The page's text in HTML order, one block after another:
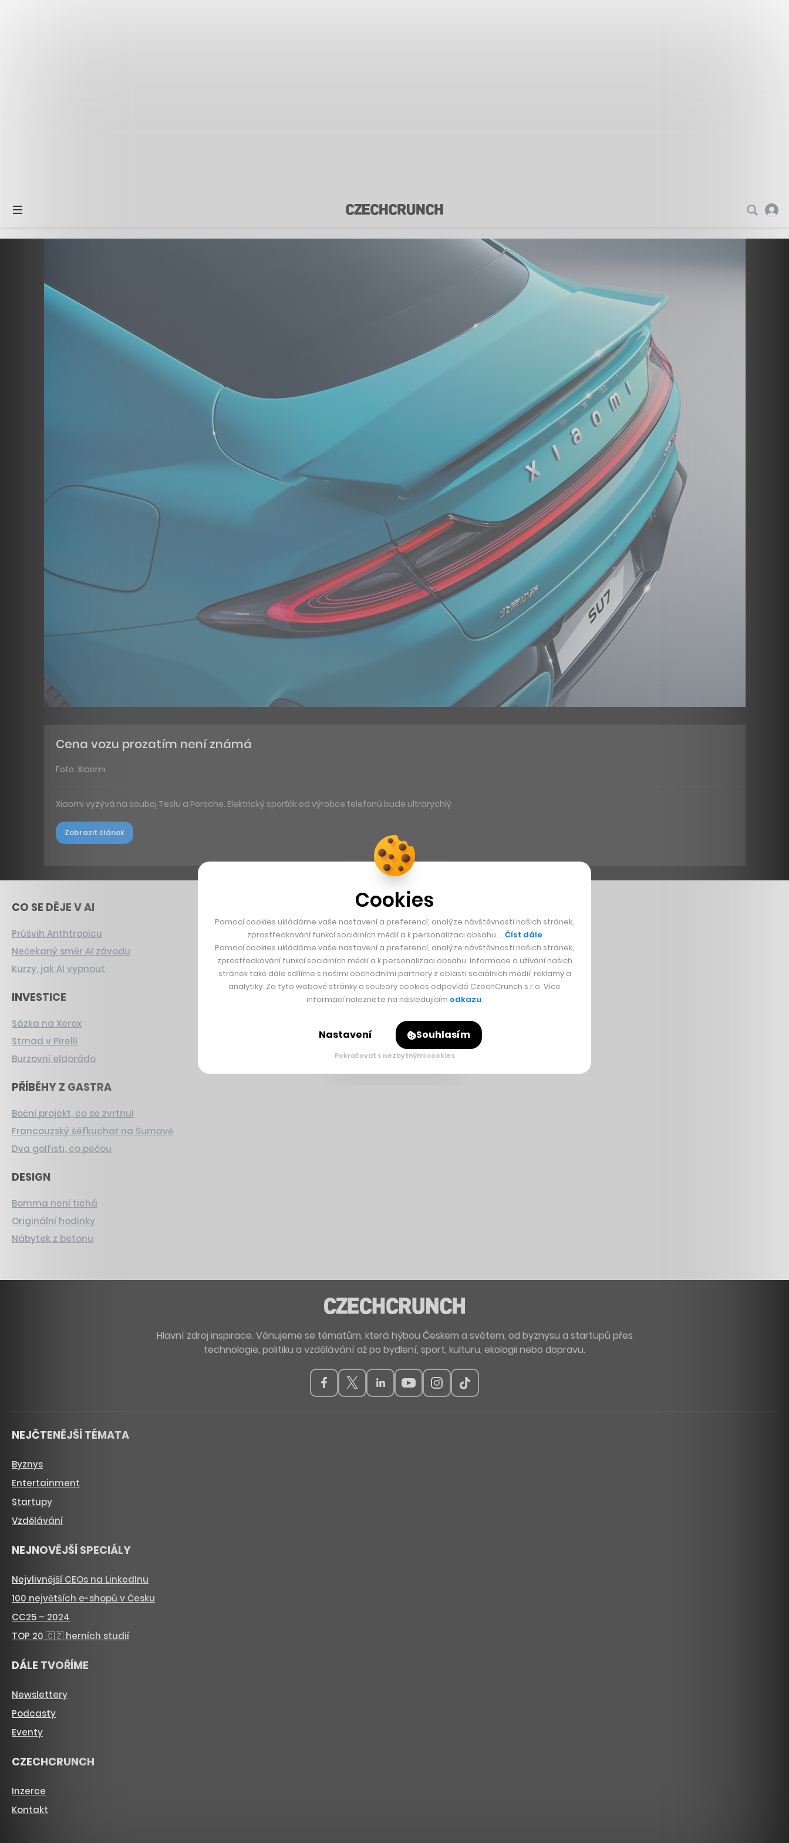
Cena vozu prozatím není známá
Foto: Xiaomi
Xiaomi vyzývá na souboj Teslu a Porsche. Elektrický sporťák od výrobce telefonů bude ultrarychlý
Zobrazit článek
CO SE DĚJE V AI
Průšvih Anthtropicu
Nečekaný směr AI závodu
Kurzy, jak AI vypnout
INVESTICE
Sázka na Xerox
Strnad v Pirelli
Burzovní eldorádo
PŘÍBĚHY Z GASTRA
Boční projekt, co se zvrtnul
Francouzský šéfkuchař na Šumavě
Dva golfisti, co pečou
DESIGN
Bomma není tichá
Originální hodinky
Nábytek z betonu
Hlavní zdroj inspirace. Věnujeme se tématům, která hýbou Českem a světem, od byznysu a startupů přes
technologie, politiku a vzdělávání až po bydlení, sport, kulturu, ekologii nebo dopravu.
NEJČTENĚJŠÍ TÉMATA
Byznys
Entertainment
Startupy
Vzdělávání
NEJNOVĚJŠÍ SPECIÁLY
Nejvlivnější CEOs na LinkedInu
100 největších e-shopů v Česku
CC25 – 2024
TOP 20 🇨🇿 herních studií
DÁLE TVOŘÍME
Newslettery
Podcasty
Eventy
CZECHCRUNCH
Inzerce
Kontakt
Cookies
Pomocí cookies ukládáme vaše nastavení a preferencí, analýze návštěvnosti našich stránek,
zprostředkování funkcí sociálních médií a k personalizaci obsahu … Číst dále
Pomocí cookies ukládáme vaše nastavení a preferencí, analýze návštěvnosti našich stránek,
zprostředkování funkcí sociálních médií a k personalizaci obsahu. Informace o užívání našich
stránek také dále sdílíme s našimi obchodními partnery z oblasti sociálních médií, reklamy a
analytiky. Za tyto webové stránky a soubory cookies odpovídá CzechCrunch s.r.o. Více
informací naleznete na následujícím odkazu.
Nastavení Souhlasím
Pokračovat s nezbytnými cookies